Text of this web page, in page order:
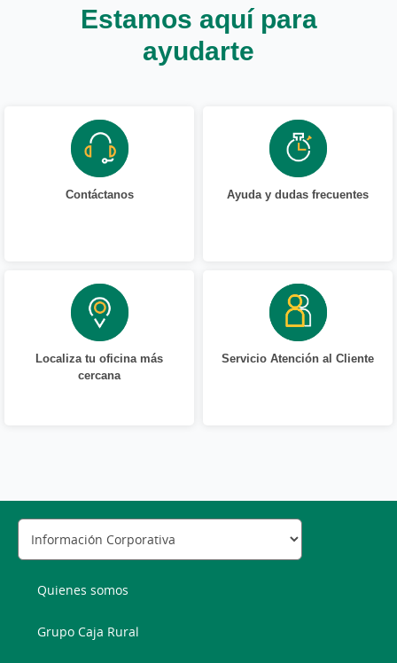
Estamos aquí para
ayudarte
Contáctanos Ayuda y dudas frecuentes
Localiza tu oficina más
cercana
Servicio Atención al Cliente
Quienes somos
Grupo Caja Rural